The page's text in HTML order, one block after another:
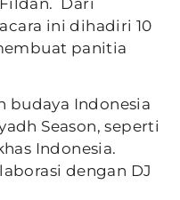
Dari
ini dihadiri 10
panitia
budaya Indonesia
Season, seperti
Indonesia.
dengan DJ